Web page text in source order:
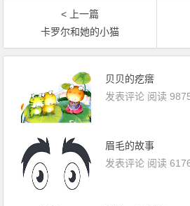
< 上一篇
卡罗尔和她的小猫
贝贝的疙瘩
发表评论 阅读
眉毛的故事
发表评论 阅读